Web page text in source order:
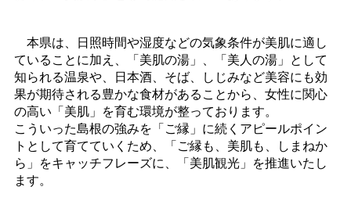
本県は、日照時間や湿度などの気象条件が美肌に適し
ていることに加え、「美肌の湯」、「美人の湯」として
知られる温泉や、日本酒、そば、しじみなど美容にも効
果が期待される豊かな食材があることから、女性に関心
の高い「美肌」を育む環境が整っております。
こういった島根の強みを「ご縁」に続くアピールポイン
トとして育てていくため、「ご縁も、美肌も、しまねか
ら」をキャッチフレーズに、「美肌観光」を推進いたし
ます。